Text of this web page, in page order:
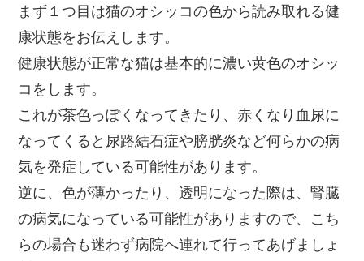
まず１つ目は猫のオシッコの色から読み取れる健
康状態をお伝えします。
健康状態が正常な猫は基本的に濃い黄色のオシッ
コをします。
これが茶色っぽくなってきたり、赤くなり血尿に
なってくると尿路結石症や膀胱炎など何らかの病
気を発症している可能性があります。
逆に、色が薄かったり、透明になった際は、腎臓
の病気になっている可能性がありますので、こち
らの場合も迷わず病院へ連れて行ってあげましょ